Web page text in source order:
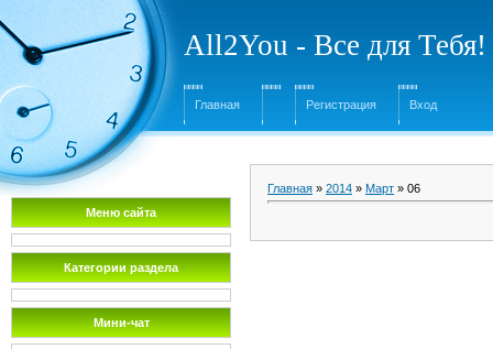
All2You - Все для Тебя!
Главная Регистрация Вход
Меню сайта
Категории раздела
Мини-чат
Главная » 2014 » Март » 06